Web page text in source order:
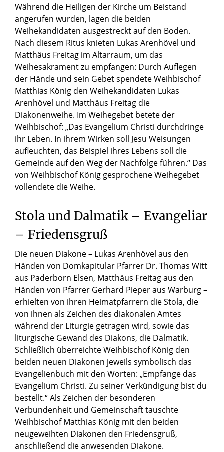
Während die Heiligen der Kirche um Beistand
angerufen wurden, lagen die beiden
Weihekandidaten ausgestreckt auf den Boden.
Nach diesem Ritus knieten Lukas Arenhövel und
Matthäus Freitag im Altarraum, um das
Weihesakrament zu empfangen: Durch Auflegen
der Hände und sein Gebet spendete Weihbischof
Matthias König den Weihekandidaten Lukas
Arenhövel und Matthäus Freitag die
Diakonenweihe. Im Weihegebet betete der
Weihbischof: „Das Evangelium Christi durchdringe
ihr Leben. In ihrem Wirken soll Jesu Weisungen
aufleuchten, das Beispiel ihres Lebens soll die
Gemeinde auf den Weg der Nachfolge führen.“ Das
von Weihbischof König gesprochene Weihegebet
vollendete die Weihe.
Stola und Dalmatik – Evangeliar
– Friedensgruß
Die neuen Diakone – Lukas Arenhövel aus den
Händen von Domkapitular Pfarrer Dr. Thomas Witt
aus Paderborn Elsen, Matthäus Freitag aus den
Händen von Pfarrer Gerhard Pieper aus Warburg –
erhielten von ihren Heimatpfarrern die Stola, die
von ihnen als Zeichen des diakonalen Amtes
während der Liturgie getragen wird, sowie das
liturgische Gewand des Diakons, die Dalmatik.
Schließlich überreichte Weihbischof König den
beiden neuen Diakonen jeweils symbolisch das
Evangelienbuch mit den Worten: „Empfange das
Evangelium Christi. Zu seiner Verkündigung bist du
bestellt.“ Als Zeichen der besonderen
Verbundenheit und Gemeinschaft tauschte
Weihbischof Matthias König mit den beiden
neugeweihten Diakonen den Friedensgruß,
anschließend die anwesenden Diakone.